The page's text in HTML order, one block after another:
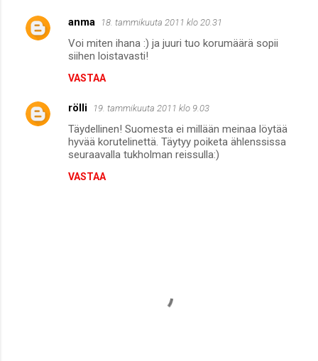
anma 18. tammikuuta 2011 klo 20.31
Voi miten ihana :) ja juuri tuo korumäärä sopii
siihen loistavasti!
VASTAA
rölli 19. tammikuuta 2011 klo 9.03
Täydellinen! Suomesta ei millään meinaa löytää
hyvää korutelinettä. Täytyy poiketa ählenssissa
seuraavalla tukholman reissulla:)
VASTAA